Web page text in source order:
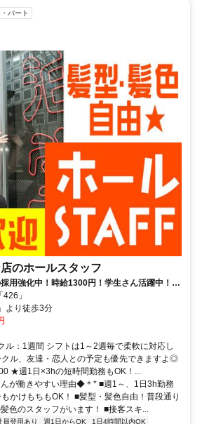
パート
のホールスタッフ
用強化中！時給1300円！学生さん活躍中！ホ
3h～OK│残業なし│髪色自由│絶品まかないが
」
より徒歩3分
ル：1週間 シフトは1～2週毎で柔軟に対応し
ル、友達・恋人との予定も優先できますよ◎
★週1日×3hの短時間勤務もOK！...
が働きやすい理由◆＊* ■週1～、1日3h勤務
かけもちもOK！ ■髪型・髪色自由！普段通り
色のスタッフがいます！ ■接客スキ...
員登用あり 週1日からOK 1日4時間以内OK